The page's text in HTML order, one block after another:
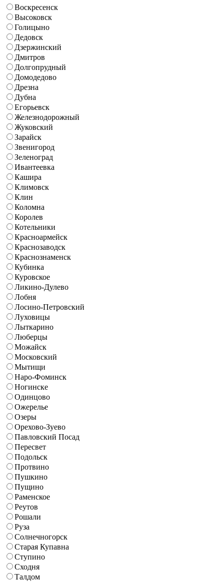
Воскресенск
Высоковск
Голицыно
Дедовск
Дзержинский
Дмитров
Долгопрудный
Домодедово
Дрезна
Дубна
Егорьевск
Железнодорожный
Жуковский
Зарайск
Звенигород
Зеленоград
Ивантеевка
Кашира
Климовск
Клин
Коломна
Королев
Котельники
Красноармейск
Краснозаводск
Краснознаменск
Кубинка
Куровское
Ликино-Дулево
Лобня
Лосино-Петровский
Луховицы
Лыткарино
Люберцы
Можайск
Московский
Мытищи
Наро-Фоминск
Ногинске
Одинцово
Ожерелье
Озеры
Орехово-Зуево
Павловский Посад
Пересвет
Подольск
Протвино
Пушкино
Пущино
Раменское
Реутов
Рошали
Руза
Солнечногорск
Старая Купавна
Ступино
Сходня
Талдом